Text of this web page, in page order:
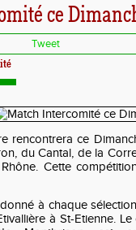
ce
Tweet
rencontrera ce
du Cantal, de la
Cette
à chaque
à St-Etienne.